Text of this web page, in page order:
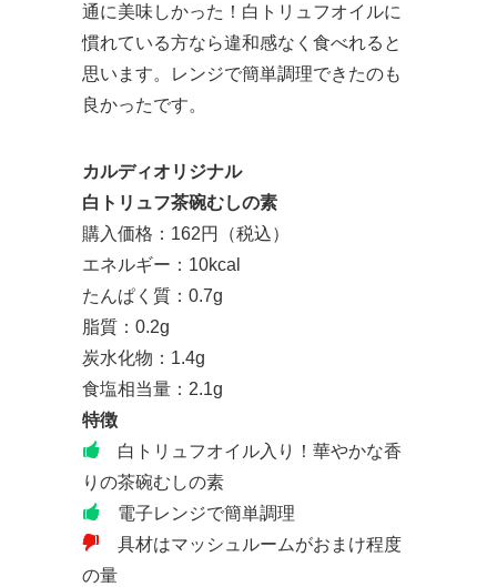
通に美味しかった！白トリュフオイルに
慣れている方なら違和感なく食べれると
思います。レンジで簡単調理できたのも
良かったです。
カルディオリジナル
白トリュフ茶碗むしの素
購入価格：162円（税込）
エネルギー：10kcal
たんぱく質：0.7g
脂質：0.2g
炭水化物：1.4g
食塩相当量：2.1g
特徴
白トリュフオイル入り！華やかな香
りの茶碗むしの素
電子レンジで簡単調理
具材はマッシュルームがおまけ程度
の量